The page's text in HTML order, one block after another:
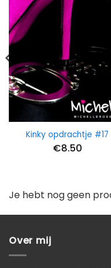
Kinky opdrachtje #17
€8.50
Je hebt nog geen
Over mij